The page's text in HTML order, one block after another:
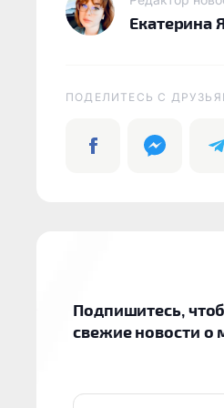
Екатерина
ПОДЕЛИТЕСЬ C
Подпишитесь,
свежие новости о